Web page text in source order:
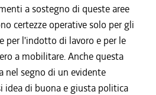
a sostegno di queste aree
certezze operative solo per gli
per l'indotto di lavoro e per le
a mobilitare. Anche questa
nel segno di un evidente
idea di buona e giusta politica